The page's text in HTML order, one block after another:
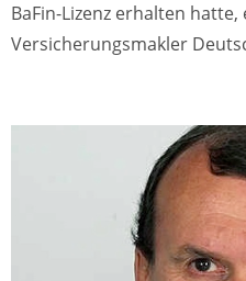
BaFin-Lizenz erhalten
Versicherungsmakler